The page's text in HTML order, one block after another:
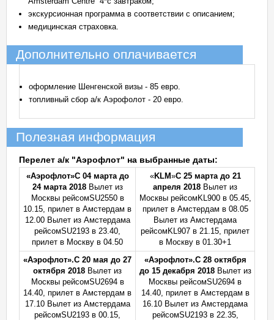
экскурсионная программа в соответствии с описанием;
медицинская страховка.
Дополнительно оплачивается
оформление Шенгенской визы - 85 евро.
топливный сбор а/к Аэрофолот - 20 евро.
Полезная информация
Перелет а/к "Аэрофлот" на выбранные даты:
«Аэрофлот»С 04 марта до
24марта 2018 Вылет из
Москвы рейсомSU2550 в
10.15, прилет в Амстердам в
12.00 Вылет из Амстердама
рейсомSU2193 в 23.40,
прилет в Москву в 04.50
«KLM»С 25 марта до 21
апреля 2018 Вылет из
Москвы рейсомKL900 в 05.45,
прилет в Амстердам в 08.05
Вылет из Амстердама
рейсомKL907 в 21.15, прилет
в Москву в 01.30+1
«Аэрофлот».С 20 мая до 27
октября 2018 Вылет из
Москвы рейсомSU2694 в
14.40, прилет в Амстердам в
17.10 Вылет из Амстердама
рейсомSU2193 в 00.15,
«Аэрофлот».С 28 октября
до 15 декабря 2018 Вылет из
Москвы рейсомSU2694 в
14.40, прилет в Амстердам в
16.10 Вылет из Амстердама
рейсомSU2193 в 22.35,